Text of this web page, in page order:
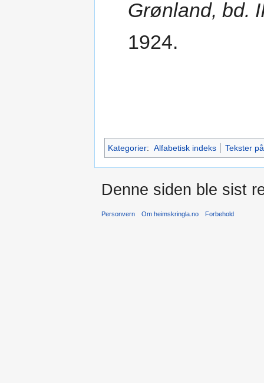
Grønland, bd.
1924.
Kategorier: Alfabetisk indeks Tekster
Denne siden ble sist
Personvern Om heimskringla.no Forbehold